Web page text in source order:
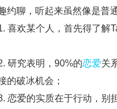
约聊，听起来虽然像是普
喜欢某个人，首先得了解
研究表明，90%的恋爱关
的破冰机会；
恋爱的实质在于行动，别